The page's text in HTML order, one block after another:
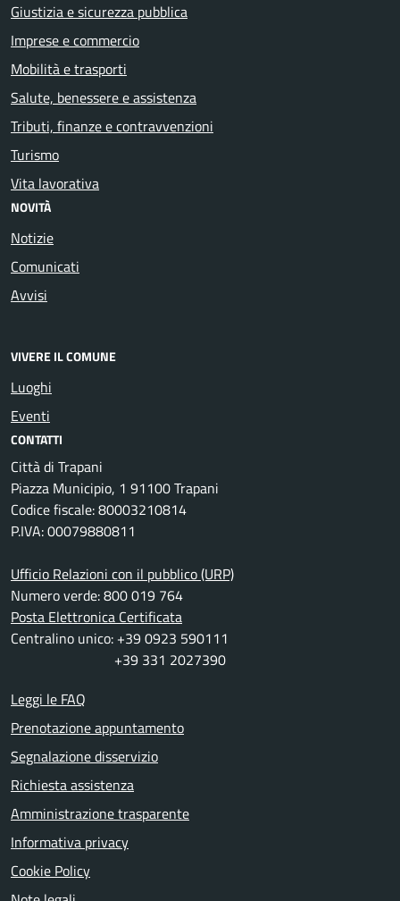
Giustizia e sicurezza pubblica
Imprese e commercio
Mobilità e trasporti
Salute, benessere e assistenza
Tributi, finanze e contravvenzioni
Turismo
Vita lavorativa
NOVITÀ
Notizie
Comunicati
Avvisi
VIVERE IL COMUNE
Luoghi
Eventi
CONTATTI
Città di Trapani
Piazza Municipio, 1 91100 Trapani
Codice fiscale: 80003210814
P.IVA: 00079880811
Ufficio Relazioni con il pubblico (URP)
Numero verde: 800 019 764
Posta Elettronica Certificata
Centralino unico: +39 0923 590111
+39 331 2027390
Leggi le FAQ
Prenotazione appuntamento
Segnalazione disservizio
Richiesta assistenza
Amministrazione trasparente
Informativa privacy
Cookie Policy